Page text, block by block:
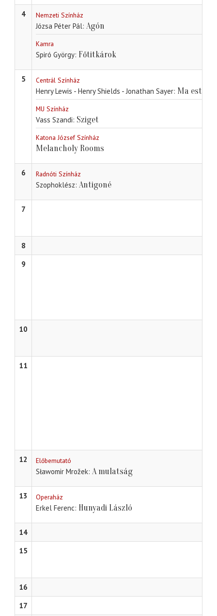
4 Nemzeti Színház
Józsa Péter Pál Agón
Kamra
Spiró György Főtitkárok
5 Centrál Színház
Henry Lewis - Henry Shields - Jonathan Sayer Ma este
MU Színház
Vass Szandi Sziget
Katona József Színház
Melancholy Rooms
6 Radnóti Színház
Szophoklész Antigoné
7
8
9
10
11
12 Előbemutató
Sławomir Mrožek A mulatság
13 Operaház
Erkel Ferenc Hunyadi László
14
15
16
17